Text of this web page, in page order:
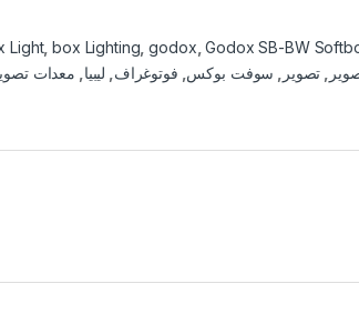
Light, box Lighting,godox,Godox SB-BW
, تصوير , سوفت بوكس, فوتوغراف, ليبيا, معدات